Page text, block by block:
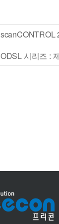
scanCONTROL
ODSL 시리즈 :